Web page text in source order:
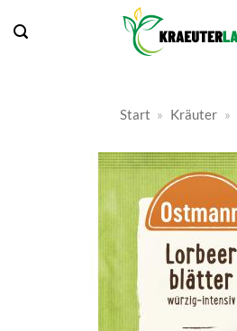
Inhalt
Start » Kräuter »